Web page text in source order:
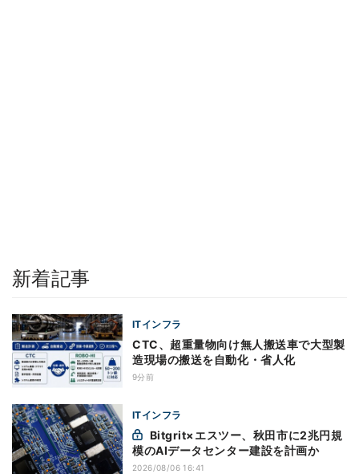
新着記事
ITインフラ
CTC、超重量物向け無人搬送車で大型製
造現場の搬送を自動化・省人化
9分前
ITインフラ
模のAIデータセンター建設を計画か
2026/08/06 16:41